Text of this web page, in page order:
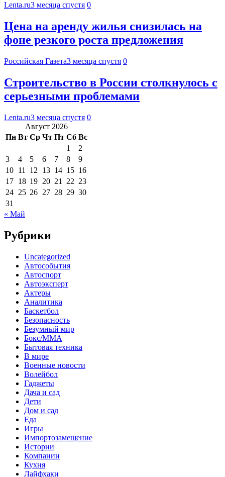
Lenta.ru3 месяца спустя 0
Цена на аренду жилья снизилась на
фоне резкого роста предложения
Российская Газета3 месяца спустя 0
Строительство в России столкнулось с
серьезными проблемами
Lenta.ru3 месяца спустя 0
Август 2026
Пн Вт Ср Чт Пт Сб Вс
1
2
3
4 5 6 7 8
9
10 11 12 13 14 15 16
17 18 19 20 21 22 23
24 25 26 27 28 29 30
31
« Май
Рубрики
Uncategorized
Автособытия
Автоспорт
Автоэксперт
Актеры
Аналитика
Баскетбол
Безопасность
Безумный мир
Бокс/MMA
Бытовая техника
В мире
Военные новости
Волейбол
Гаджеты
Дача и сад
Дети
Дом и сад
Еда
Игры
Импортозамещение
Истории
Компании
Кухня
Лайфхаки